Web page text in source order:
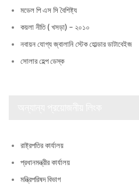
মডেল পি এস সি বৈশিষ্ট্য
কয়লা নীতি ( খসড়া) – ২০১০
নবায়ন যোগ্য জ্বালানি স্টেক হোল্ডার ডাটাবেইজ
সোলার হেল্প ডেস্ক
রাষ্ট্রপতির কার্যালয়
প্রধানমন্ত্রীর কার্যালয়
মন্ত্রিপরিষদ বিভাগ